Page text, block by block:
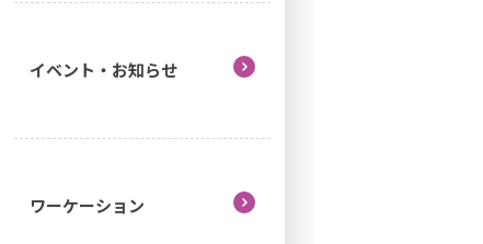
イベント・お知らせ
ワーケーション